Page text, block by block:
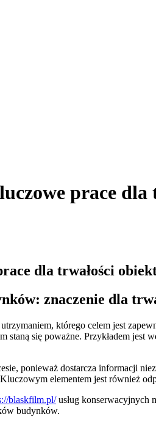
prace dla
dla trwałości
znaczenie dla
którego celem jest
się poważne. Przykładem jest
ponieważ dostarcza informacji
elementem jest również
blaskfilm.pl/usług konserwacyjnych
budynków.